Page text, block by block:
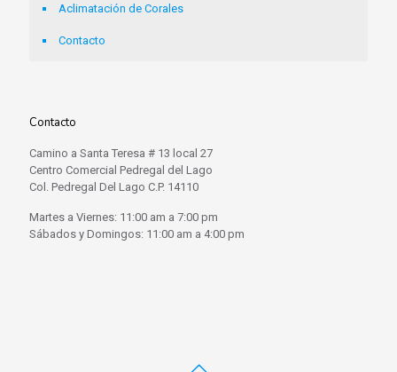
Aclimatación de Corales
Contacto
Contacto
Camino a Santa Teresa # 13 local 27
Centro Comercial Pedregal del Lago
Col. Pedregal Del Lago C.P. 14110
Martes a Viernes: 11:00 am a 7:00 pm
Sábados y Domingos: 11:00 am a 4:00 pm